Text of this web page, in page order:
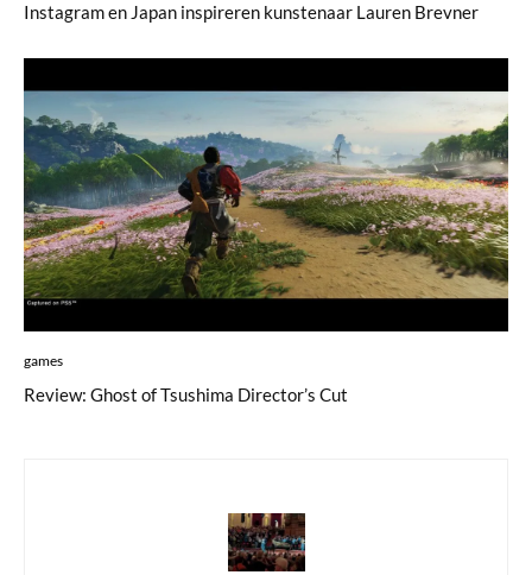
Instagram en Japan inspireren kunstenaar Lauren Brevner
games
Review: Ghost of Tsushima Director’s Cut